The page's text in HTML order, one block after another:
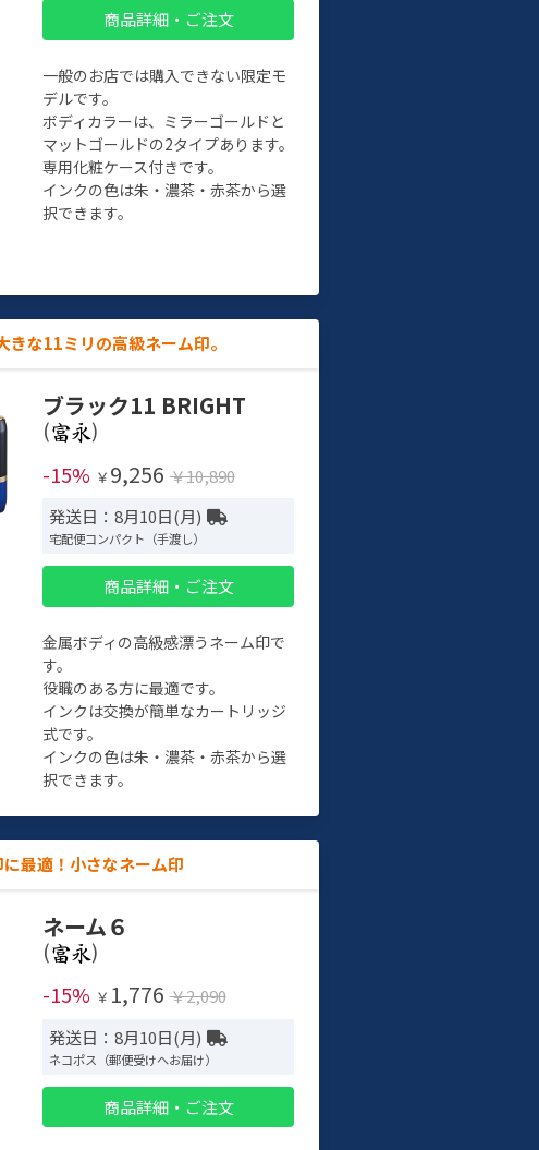
商品詳細・ご注文
一般のお店では購入できない限定モ
デルです。
ボディカラーは、ミラーゴールドと
マットゴールドの2タイプあります。
専用化粧ケース付きです。
インクの色は朱・濃茶・赤茶から選
択できます。
きな11ミリの高級ネーム印。
ブラック11 BRIGHT
(
)
-15% ￥ 9,256 ￥10,890
発送日：8月10日(月)
宅配便コンパクト（手渡し）
商品詳細・ご注文
金属ボディの高級感漂うネーム印で
す。
役職のある方に最適です。
インクは交換が簡単なカートリッジ
式です。
インクの色は朱・濃茶・赤茶から選
択できます。
最適！小さなネーム印
ネーム６
(
)
-15% ￥ 1,776 ￥2,090
発送日：8月10日(月)
ネコポス（郵便受けへお届け）
商品詳細・ご注文